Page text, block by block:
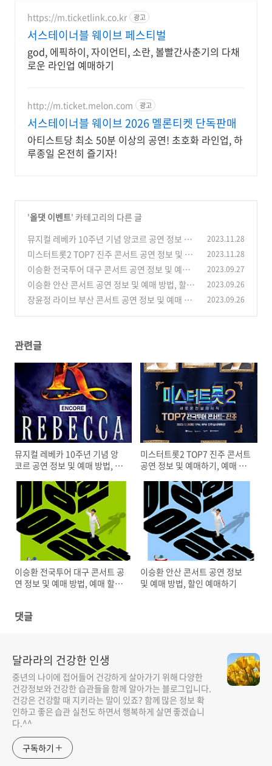
https://m.ticketlink.co.kr 광고
서스테이너블 웨이브 페스티벌
god, 에픽하이, 자이언티, 소란, 볼빨간사춘기의 다채
로운 라인업 예매하기
http://m.ticket.melon.com 광고
서스테이너블 웨이브 2026 멜론티켓 단독판매
아티스트당 최소 50분 이상의 공연! 초호화 라인업, 하
루종일 온전히 즐기자!
'올댓 이벤트' 카테고리의 다른 글
뮤지컬 레베카 10주년 기념 앙코르 공연 정보 및
예매 방법, 예매 할인받기
(0)
2023.11.28
미스터트롯2 TOP7 진주 콘서트 공연 정보 및 예
매하기, 예매 할인 받기 (0)
2023.11.28
이승환 전국투어 대구 콘서트 공연 정보 및 예매
방법, 예매 할인받기
(0)
2023.09.27
이승환 안산 콘서트 공연 정보 및 예매 방법, 할인
예매하기 (0)
2023.09.26
장윤정 라이브 부산 콘서트 공연 정보 및 예매 방
2023.09.26
관련글
뮤지컬 레베카 10주년 기념 앙
코르 공연 정보 및 예매 방법, 예
미스터트롯2 TOP7 진주 콘서트
공연 정보 및 예매하기, 예매 할
이승환 전국투어 대구 콘서트 공
연 정보 및 예매 방법, 예매 할인
이승환 안산 콘서트 공연 정보
및 예매 방법, 할인 예매하기
댓글
달라라의 건강한 인생
중년의 나이에 접어들어 건강하게 살아가기 위해 다양한
건강정보와 건강한 습관들을 함께 알아가는 블로그입니다.
건강은 건강할 때 지키라는 말이 있죠? 함께 많은 정보 확
인하고 좋은 습관 실천도 하면서 행복하게 살면 좋겠습니
다.^^
구독하기